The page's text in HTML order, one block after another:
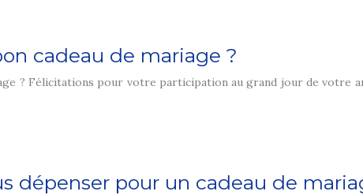
cadeau de mariage ?
? Félicitations pour votre participation au grand jour de votre
dépenser pour un cadeau de